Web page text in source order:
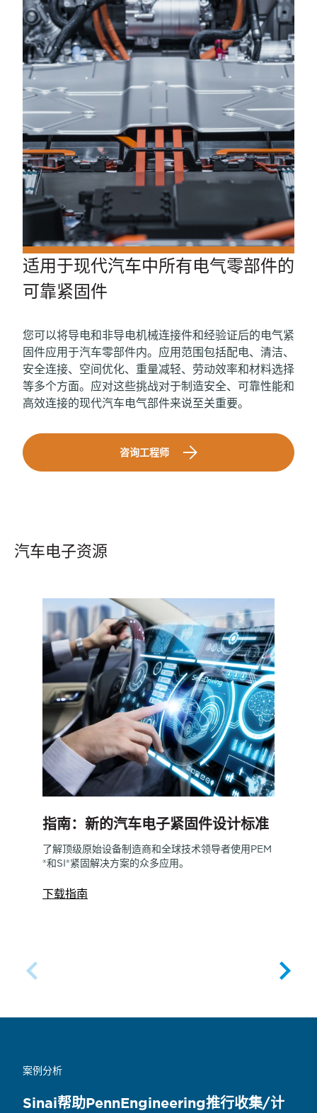
适用于现代汽车中所有电气零部件的
可靠紧固件
您可以将导电和非导电机械连接件和经验证后的电气紧
固件应用于汽车零部件内。应用范围包括配电、清洁、
安全连接、空间优化、重量减轻、劳动效率和材料选择
等多个方面。应对这些挑战对于制造安全、可靠性能和
高效连接的现代汽车电气部件来说至关重要。
咨询工程师
汽车电子资源
指南：新的汽车电子紧固件设计标准
了解顶级原始设备制造商和全球技术领导者使用PEM
®和SI®紧固解决方案的众多应用。
下载指南
案例分析
Sinai帮助PennEngineering推行收集/计